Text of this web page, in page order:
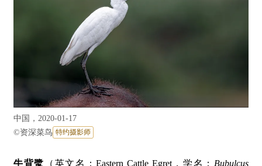
中国，2020-01-17
©资深菜鸟 特约摄影师
牛背鹭 （英文名：Eastern Cattle Egret，学名： Bubulcus